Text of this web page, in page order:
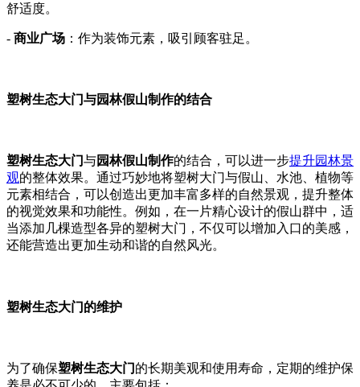
舒适度。
- 商业广场 ：作为装饰元素，吸引顾客驻足。
塑树生态大门与园林假山制作的结合
塑树生态大门与园林假山制作的结合，可以进一步提升园林景
观的整体效果。通过巧妙地将塑树大门与假山、水池、植物等
元素相结合，可以创造出更加丰富多样的自然景观，提升整体
的视觉效果和功能性。例如，在一片精心设计的假山群中，适
当添加几棵造型各异的塑树大门，不仅可以增加入口的美感，
还能营造出更加生动和谐的自然风光。
塑树生态大门的维护
为了确保塑树生态大门 的长期美观和使用寿命，定期的维护保